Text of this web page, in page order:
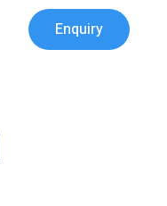
Enquiry